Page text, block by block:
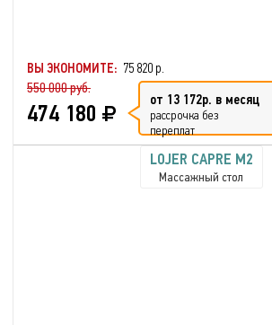
ВЫ ЭКОНОМИТЕ: 75 820 р.
550 000 руб.
474 180 от 13 172р. в месяц
рассрочка без
переплат
LOJER CAPRE M2
Массажный стол